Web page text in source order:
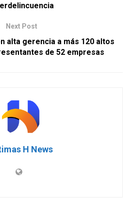
Next Post
alta gerencia a más 120 altos
de 52 empresas
H News